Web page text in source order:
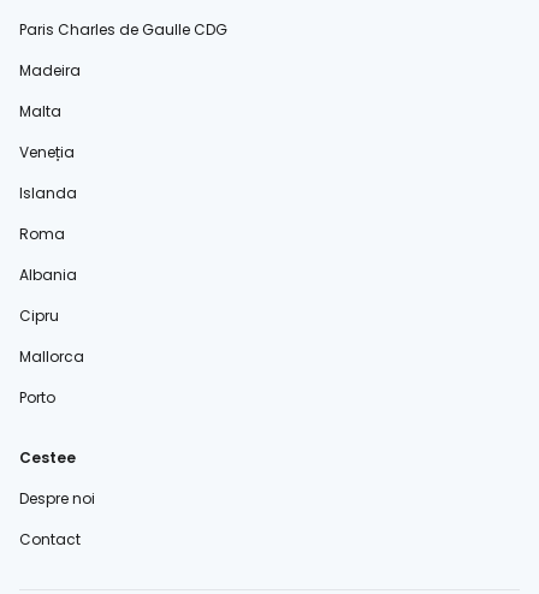
Paris Charles de Gaulle CDG
Madeira
Malta
Veneția
Islanda
Roma
Albania
Cipru
Mallorca
Porto
Cestee
Despre noi
Contact